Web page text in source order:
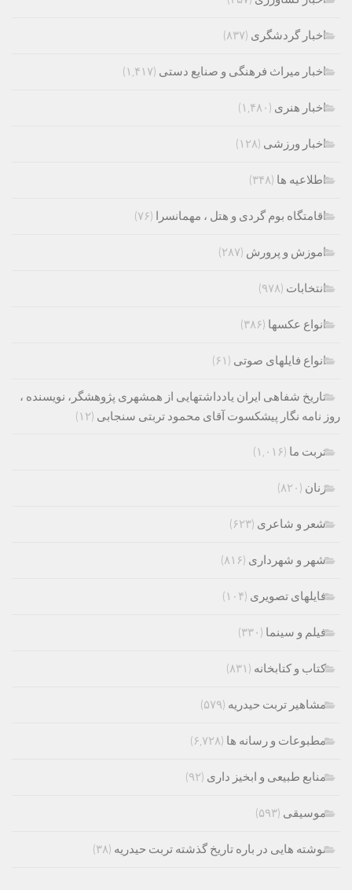
اخبار گردشگری (۸۳۷)
اخبار میراث فرهنگی و صنایع دستی (۱,۴۱۷)
اخبار هنری (۱,۴۸۰)
اخبار ورزشی (۱۲۸)
اطلاعیه ها (۳۴۸)
اقامتگاه بوم گردی و هتل ، مهمانسرا (۷۶)
اموزش و پرورش (۲۸۷)
انتخابات (۹۷۸)
انواع عکسها (۳۸۶)
انواع فایلهای صوتی (۶۱)
تاریخ شفاهی ایران یادداشتهایی از همشهری پژوهشگر، نویسنده ،
روز نامه نگار پیشکسوت آقای محمود تربتی سنجابی (۱۲)
تربت ما (۱,۰۱۶)
زنان (۸۲۰)
شعر و شاعری (۶۲۳)
شهر و شهرداری (۸۱۶)
فایلهای تصویری (۱۰۴)
فیلم و سینما (۳۳۰)
کتاب و کتابخانه (۸۳۱)
مشاهیر تربت حیدریه (۵۷۹)
مطبوعات و رسانه ها (۶,۷۲۸)
منابع طبیعی و ابخیز داری (۹۲)
موسیقی (۵۹۳)
نوشته هایی در باره تاریخ گذشته تربت حیدریه (۳۸)